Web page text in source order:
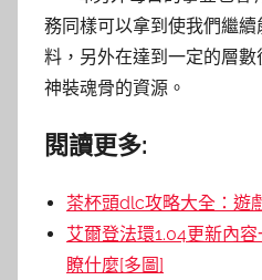
務同樣可以拿到使我們繼
料，另外在達到一定的層
神裝魂骨的資源。
閱讀更多:
茶杯頭dlc攻略大全：遊
艾爾登法環1.04更新內
瞭什麼[多圖]